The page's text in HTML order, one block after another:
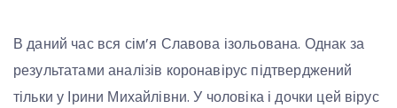
В даний час вся сім’я Славова ізольована. Однак за
результатами аналізів коронавірус підтверджений
тільки у Ірини Михайлівни. У чоловіка і дочки цей вірус